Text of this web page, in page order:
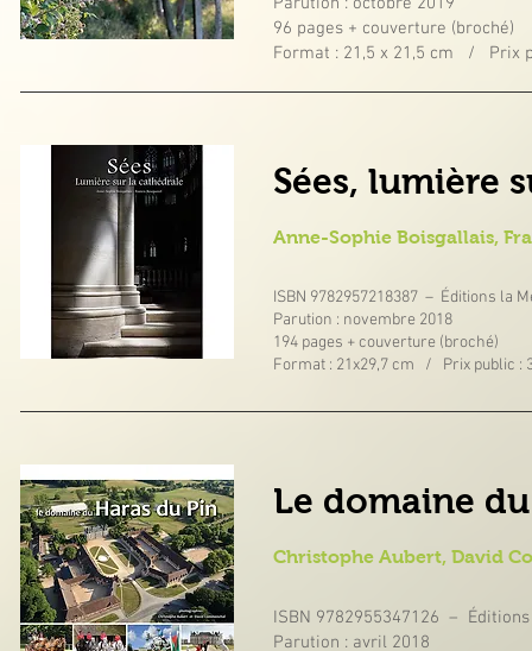
96 pages + couverture (broché)
Format : 21,5 x 21,5 cm / Prix
Sées, lumière
Anne-Sophie Boisgallais,
ISBN 9782957218387 – Éditions la
Parution : novembre 2018
194 pages + couverture (broché)
Format : 21x29,7 cm / Prix public :
Le domaine
Christophe Aubert, David
ISBN 9782955347126 –
Parution : avril 2018